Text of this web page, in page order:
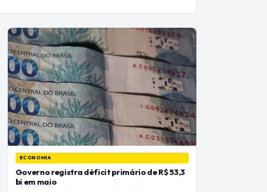
ECONOMIA
Governo registra déficit primário de R$ 53,3
bi em maio